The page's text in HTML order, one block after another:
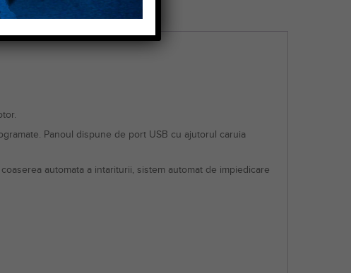
Panoul dispune de port USB cu ajutorul caruia
automata a intariturii, sistem automat de impiedicare